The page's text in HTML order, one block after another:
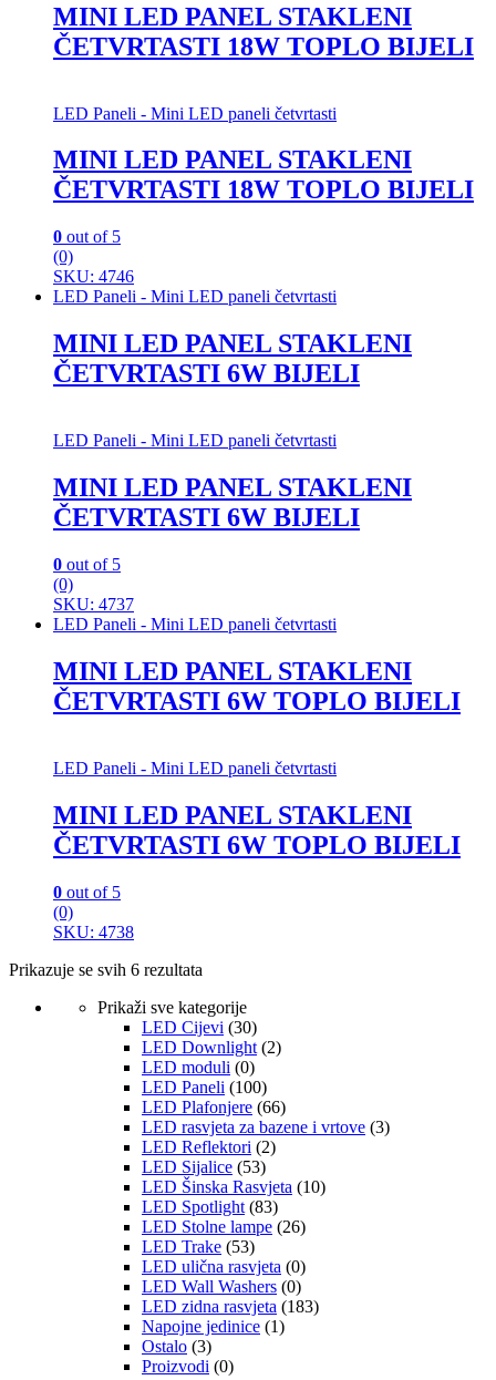
MINI LED PANEL STAKLENI
ČETVRTASTI 18W TOPLO BIJELI
LED Paneli - Mini LED paneli četvrtasti
MINI LED PANEL STAKLENI
ČETVRTASTI 18W TOPLO BIJELI
0 out of 5
(0)
SKU: 4746
LED Paneli - Mini LED paneli četvrtasti
MINI LED PANEL STAKLENI
ČETVRTASTI 6W BIJELI
LED Paneli - Mini LED paneli četvrtasti
MINI LED PANEL STAKLENI
ČETVRTASTI 6W BIJELI
0 out of 5
(0)
SKU: 4737
LED Paneli - Mini LED paneli četvrtasti
MINI LED PANEL STAKLENI
ČETVRTASTI 6W TOPLO BIJELI
LED Paneli - Mini LED paneli četvrtasti
MINI LED PANEL STAKLENI
ČETVRTASTI 6W TOPLO BIJELI
0 out of 5
(0)
SKU: 4738
Prikazuje se svih 6 rezultata
Prikaži sve kategorije
LED Cijevi (30)
LED Downlight (2)
LED moduli (0)
LED Paneli (100)
LED Plafonjere (66)
LED rasvjeta za bazene i vrtove (3)
LED Reflektori (2)
LED Sijalice (53)
LED Šinska Rasvjeta (10)
LED Spotlight (83)
LED Stolne lampe (26)
LED Trake (53)
LED ulična rasvjeta (0)
LED Wall Washers (0)
LED zidna rasvjeta (183)
Napojne jedinice (1)
Ostalo (3)
Proizvodi (0)